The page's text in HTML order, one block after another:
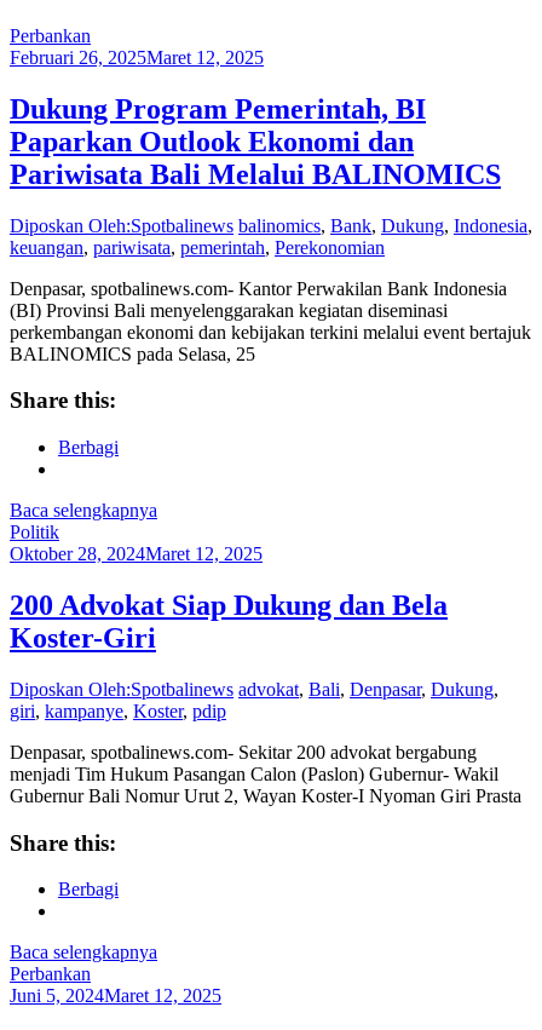
Perbankan
Februari 26, 2025Maret 12, 2025
Dukung Program Pemerintah, BI
Paparkan Outlook Ekonomi dan
Pariwisata Bali Melalui BALINOMICS
Diposkan Oleh:Spotbalinews balinomics, Bank, Dukung, Indonesia,
keuangan, pariwisata, pemerintah, Perekonomian
Denpasar, spotbalinews.com- Kantor Perwakilan Bank Indonesia
(BI) Provinsi Bali menyelenggarakan kegiatan diseminasi
perkembangan ekonomi dan kebijakan terkini melalui event bertajuk
BALINOMICS pada Selasa, 25
Share this:
Berbagi
Baca selengkapnya
Politik
Oktober 28, 2024Maret 12, 2025
200 Advokat Siap Dukung dan Bela
Koster-Giri
Diposkan Oleh:Spotbalinews advokat, Bali, Denpasar, Dukung,
giri, kampanye, Koster, pdip
Denpasar, spotbalinews.com- Sekitar 200 advokat bergabung
menjadi Tim Hukum Pasangan Calon (Paslon) Gubernur- Wakil
Gubernur Bali Nomur Urut 2, Wayan Koster-I Nyoman Giri Prasta
Share this:
Berbagi
Baca selengkapnya
Perbankan
Juni 5, 2024Maret 12, 2025